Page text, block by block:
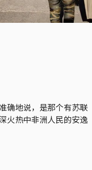
确地说，是那个有苏联
火热中非洲人民的安逸